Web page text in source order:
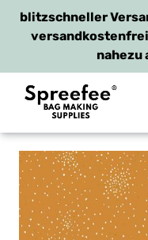
Direkt
zum
Inhalt
blitzschneller
versandkostenfrei
nahezu